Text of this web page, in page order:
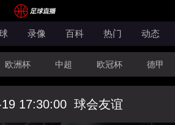
录像 百科 热门 动态
欧洲杯 中超 欧冠杯 德甲
17:30:00 球会友谊